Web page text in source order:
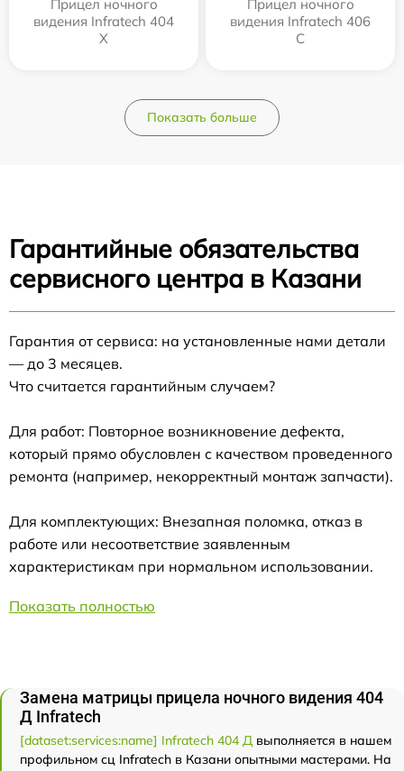
Прицел ночного
видения Infratech 404
Х
Прицел ночного
видения Infratech 406
С
Показать больше
Гарантийные обязательства
сервисного центра в Казани
Гарантия от сервиса: на установленные нами детали
— до 3 месяцев.
Что считается гарантийным случаем?
Для работ: Повторное возникновение дефекта,
который прямо обусловлен с качеством проведенного
ремонта (например, некорректный монтаж запчасти).
Для комплектующих: Внезапная поломка, отказ в
работе или несоответствие заявленным
характеристикам при нормальном использовании.
Показать полностью
Замена матрицы прицела ночного видения 404
Д Infratech
[dataset:services:name] Infratech 404 Д выполняется в нашем
профильном сц Infratech в Казани опытными мастерами. На